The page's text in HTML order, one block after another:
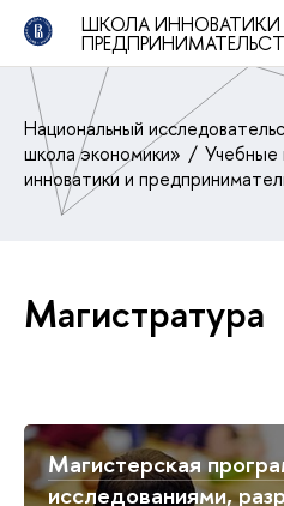
ШКОЛА ИННОВАТИКИ
Национальный
школа экономики»
Учебные
инноватики и
Магистратура
Магистерская
исследованиями,